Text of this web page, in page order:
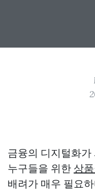
금융의 디지털화
누구들을 위한 상
배려가 매우 필요